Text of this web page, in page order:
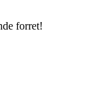
forret!